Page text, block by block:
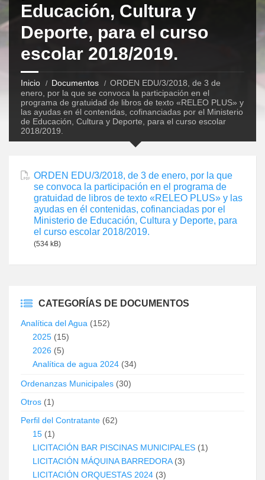
Educación, Cultura y
Deporte, para el curso
escolar 2018/2019.
Inicio Documentos
ORDEN EDU/3/2018, de 3 de
enero, por la que se convoca la participación en el
programa de gratuidad de libros de texto «RELEO PLUS» y
las ayudas en él contenidas, cofinanciadas por el Ministerio
de Educación, Cultura y Deporte, para el curso escolar
2018/2019.
ORDEN EDU/3/2018, de 3 de enero, por la que
se convoca la participación en el programa de
gratuidad de libros de texto «RELEO PLUS» y las
ayudas en él contenidas, cofinanciadas por el
Ministerio de Educación, Cultura y Deporte, para
el curso escolar 2018/2019.
(534 kB)
CATEGORÍAS DE DOCUMENTOS
Analítica del Agua (152)
2025 (15)
2026 (5)
Analítica de agua 2024 (34)
Ordenanzas Municipales (30)
Otros (1)
Perfil del Contratante (62)
15 (1)
LICITACIÓN BAR PISCINAS MUNICIPALES (1)
LICITACIÓN MÁQUINA BARREDORA(3)
LICITACIÓN ORQUESTAS 2024 (3)